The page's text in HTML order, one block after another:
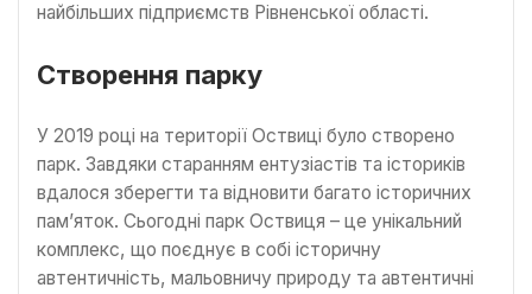
найбільших підприємств Рівненської області.
Створення парку
У 2019 році на території Оствиці було створено
парк. Завдяки старанням ентузіастів та істориків
вдалося зберегти та відновити багато історичних
пам’яток. Сьогодні парк Оствиця – це унікальний
комплекс, що поєднує в собі історичну
автентичність, мальовничу природу та автентичні